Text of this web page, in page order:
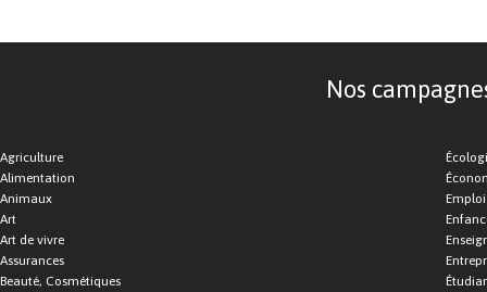
Nos
Agriculture
Alimentation
Animaux
Art
Art de vivre
Assurances
Beauté, Cosmétiques
Emploi